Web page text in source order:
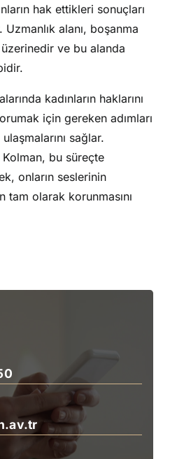
hak ettikleri sonuçları
Uzmanlık alanı, boşanma
ve bu alanda
kadınların haklarını
için gereken adımları
sağlar.
bu süreçte
onların seslerinin
tam olarak korunmasını